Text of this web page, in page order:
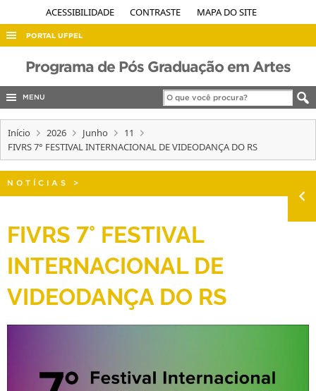
ACESSIBILIDADE CONTRASTE MAPA DO SITE
PORTAL UFPEL
ACESSO À INFORMAÇÃO
COBALTO
CONCURSOS
INTERNACIONAL
PORTARIAS
Programa de Pós Graduação em Artes
MENU
Início 2026 Junho
11
FIVRS 7° FESTIVAL INTERNACIONAL DE VIDEODANÇA DO RS
NOTÍCIAS >
FIVRS 7° FESTIVAL
INTERNACIONAL DE
VIDEODANÇA DO RS